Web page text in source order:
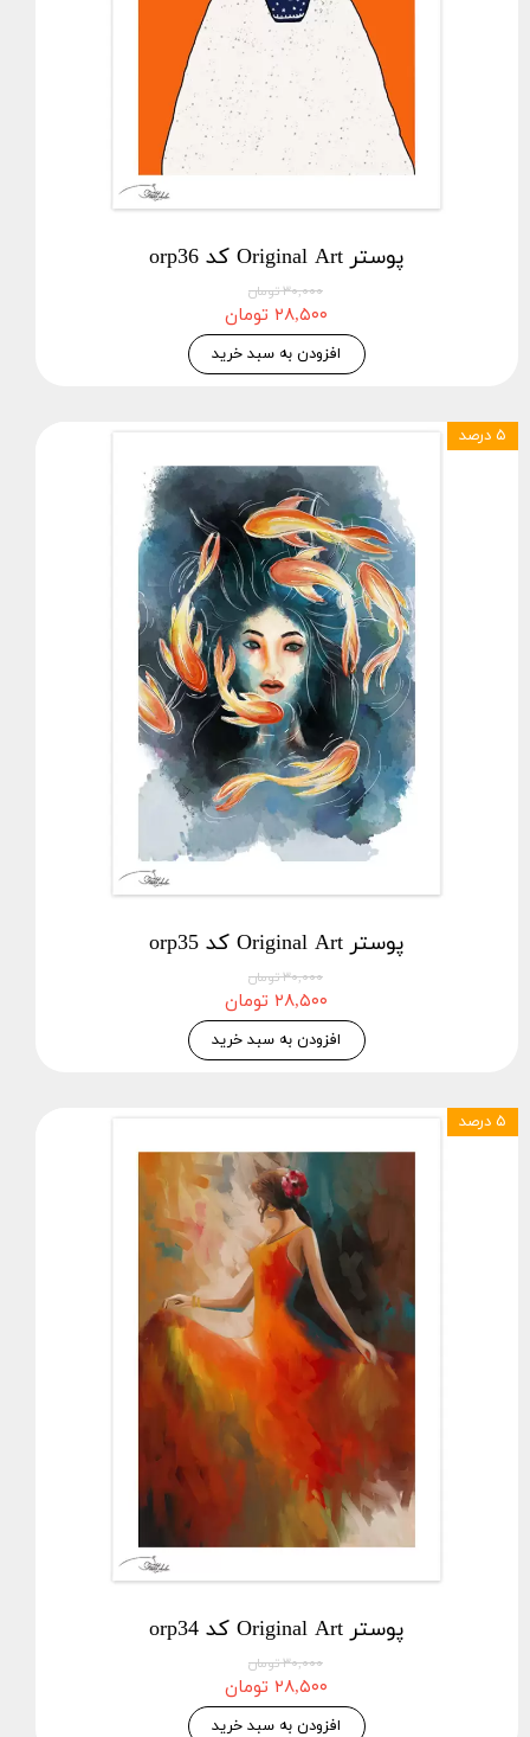
پوستر Original Art کد orp36
۳۰,۰۰۰ تومان
۲۸,۵۰۰ تومان
افزودن به سبد خرید
پوستر Original Art کد orp35
۳۰,۰۰۰ تومان
۲۸,۵۰۰ تومان
افزودن به سبد خرید
۵ درصد
پوستر Original Art کد orp34
۳۰,۰۰۰ تومان
۲۸,۵۰۰ تومان
افزودن به سبد خرید
۵ درصد